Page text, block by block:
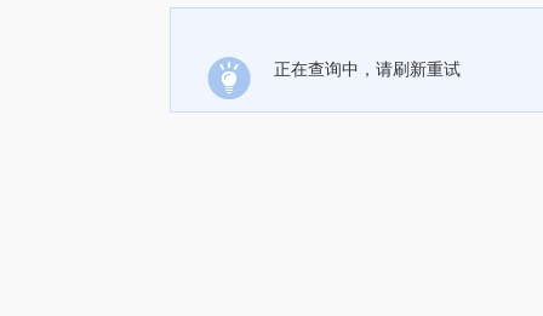
正在查询中，请刷新重试